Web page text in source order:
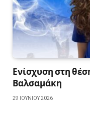
Ενίσχυση στη
Βαλσαμάκη
29 ΙΟΥΝΊΟΥ 2026